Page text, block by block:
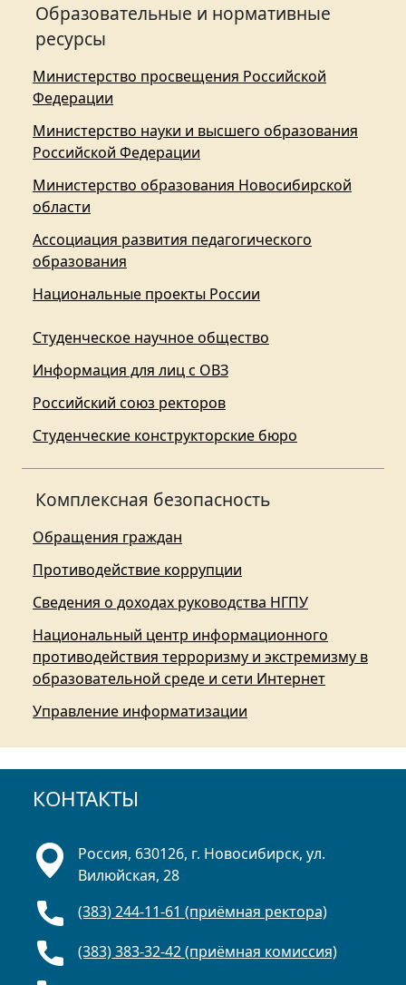
Образовательные и нормативные
ресурсы
Министерство просвещения Российской
Федерации
Министерство науки и высшего образования
Российской Федерации
Министерство образования Новосибирской
области
Ассоциация развития педагогического
образования
Национальные проекты России
Студенческое научное общество
Информация для лиц с ОВЗ
Российский союз ректоров
Студенческие конструкторские бюро
Комплексная безопасность
Обращения граждан
Противодействие коррупции
Сведения о доходах руководства НГПУ
Национальный центр информационного
противодействия терроризму и экстремизму в
образовательной среде и сети Интернет
Управление информатизации
КОНТАКТЫ
Россия, 630126, г. Новосибирск, ул.
Вилюйская, 28
(383) 244-11-61 (приёмная ректора)
(383) 383-32-42 (приёмная комиссия)